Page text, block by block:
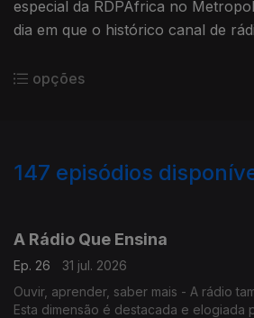
especial da RDPÁfrica no
dia em que o histórico canal de
opções
147 episódios
A Rádio Que Ensina
Ep. 26
31 jul. 2026
Ouvir, aprender, saber mais - A rádio
Esta dimensão é destacada e elogiada